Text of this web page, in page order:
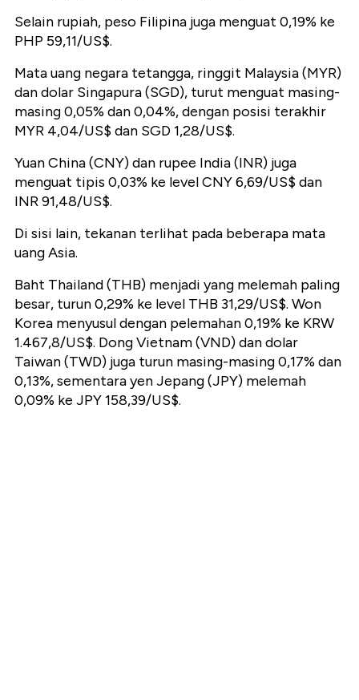
Selain rupiah, peso Filipina juga menguat 0,19% ke
PHP 59,11/US$.
Mata uang negara tetangga, ringgit Malaysia (MYR)
dan dolar Singapura (SGD), turut menguat masing-
masing 0,05% dan 0,04%, dengan posisi terakhir
MYR 4,04/US$ dan SGD 1,28/US$.
Yuan China (CNY) dan rupee India (INR) juga
menguat tipis 0,03% ke level CNY 6,69/US$ dan
INR 91,48/US$.
Di sisi lain, tekanan terlihat pada beberapa mata
uang Asia.
Baht Thailand (THB) menjadi yang melemah paling
besar, turun 0,29% ke level THB 31,29/US$. Won
Korea menyusul dengan pelemahan 0,19% ke KRW
1.467,8/US$. Dong Vietnam (VND) dan dolar
Taiwan (TWD) juga turun masing-masing 0,17% dan
0,13%, sementara yen Jepang (JPY) melemah
0,09% ke JPY 158,39/US$.